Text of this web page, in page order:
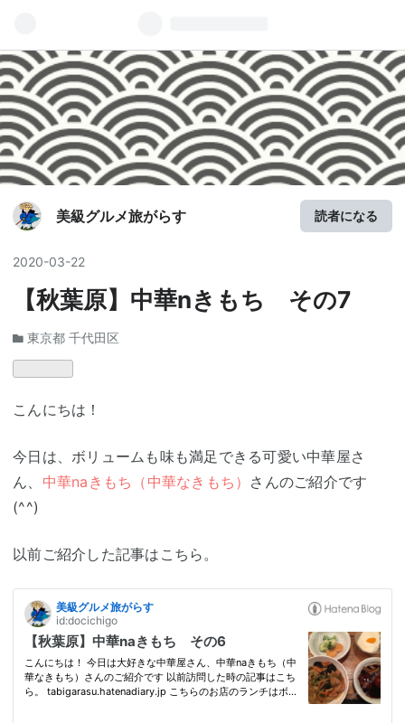
美級グルメ旅がらす 読者になる
2020-03-22
【秋葉原】中華nきもち その7
東京都 千代田区
こんにちは！
今日は、ボリュームも味も満足できる可愛い中華屋さ
ん、 中華naきもち（中華なきもち） さんのご紹介です
(^^)
以前ご紹介した記事はこちら。